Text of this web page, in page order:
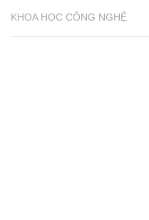
KHOA HỌC CÔNG NGHỆ